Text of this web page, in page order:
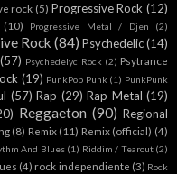
rock (5) Progressive Rock (12)
(10) Progressive Metal / Djen (2)
Rock (84) Psychedelic(14)
(57) Psychedelyc Rock (2) Psytrance
(19) PunkPop Punk (1) PunkPunk
(57) Rap (29) Rap Metal (19)
Reggaeton (90) Regional
(8) Remix (11) Remix (official) (4)
And Blues (1) Riddim / Tearout (2)
(4) rock independiente (3) Rock